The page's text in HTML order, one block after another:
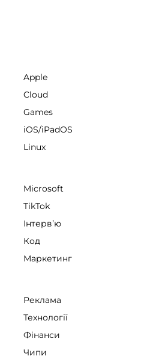
Apple
Cloud
Games
iOS/iPadOS
Linux
Microsoft
TikTok
Інтервʼю
Код
Маркетинг
Реклама
Технології
Фінанси
Чипи